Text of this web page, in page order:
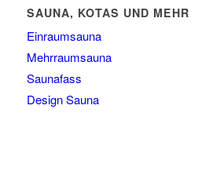
SAUNA, KOTAS UND MEHR
Einraumsauna
Mehrraumsauna
Saunafass
Design Sauna